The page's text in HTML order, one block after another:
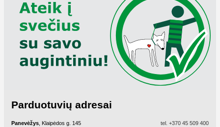
Parduotuvių adresai
Panevėžys , Klaipėdos g. 145 tel. +370 45 509 400